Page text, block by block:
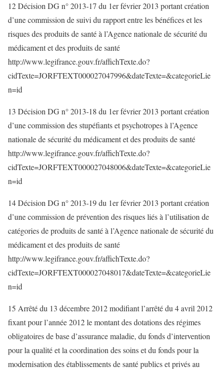
12 Décision DG n° 2013-17 du 1er février 2013 portant création
d’une commission de suivi du rapport entre les bénéfices et les
risques des produits de santé à l’Agence nationale de sécurité du
médicament et des produits de santé
http://www.legifrance.gouv.fr/affichTexte.do?
cidTexte=JORFTEXT000027047996&dateTexte=&categorieLie
n=id
13 Décision DG n° 2013-18 du 1er février 2013 portant création
d’une commission des stupéfiants et psychotropes à l’Agence
nationale de sécurité du médicament et des produits de santé
http://www.legifrance.gouv.fr/affichTexte.do?
cidTexte=JORFTEXT000027048006&dateTexte=&categorieLie
n=id
14 Décision DG n° 2013-19 du 1er février 2013 portant création
d’une commission de prévention des risques liés à l’utilisation de
catégories de produits de santé à l’Agence nationale de sécurité du
médicament et des produits de santé
http://www.legifrance.gouv.fr/affichTexte.do?
cidTexte=JORFTEXT000027048017&dateTexte=&categorieLie
n=id
15 Arrêté du 13 décembre 2012 modifiant l’arrêté du 4 avril 2012
fixant pour l’année 2012 le montant des dotations des régimes
obligatoires de base d’assurance maladie, du fonds d’intervention
pour la qualité et la coordination des soins et du fonds pour la
modernisation des établissements de santé publics et privés au